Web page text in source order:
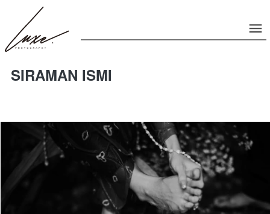
SIRAMAN ISMI